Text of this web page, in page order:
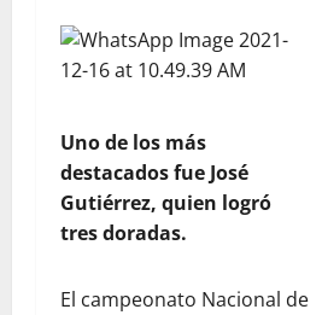
Uno de los más
destacados fue José
Gutiérrez, quien logró
tres doradas.
El campeonato Nacional de